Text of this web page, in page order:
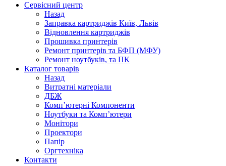
Сервісний центр
Назад
Заправка картриджів Київ, Львів
Відновлення картриджів
Прошивка принтерів
Ремонт принтерів та БФП (МФУ)
Ремонт ноутбуків, та ПК
Каталог товарів
Назад
Витратні матеріали
ДБЖ
Комп’ютерні Компоненти
Ноутбуки та Комп’ютери
Монітори
Проектори
Папір
Оргтехніка
Контакти